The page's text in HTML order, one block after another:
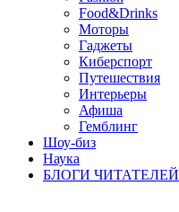
Food&Drinks
Моторы
Гаджеты
Киберспорт
Путешествия
Интерьеры
Афиша
Гемблинг
Шоу-биз
Наука
БЛОГИ ЧИТАТЕЛЕЙ